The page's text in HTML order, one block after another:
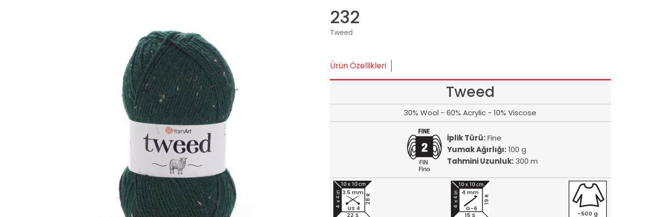
232
Tweed
Ürün Özellikleri
Tweed
30% Wool - 60% Acrylic - 10% Viscose
İplik Türü:Fine
Yumak Ağırlığı:100 g
Tahmini Uzunluk:300 m
22 S
28 R
3.5 mm
US 4
15 S
19 R
4 mm
G-6
~500 g